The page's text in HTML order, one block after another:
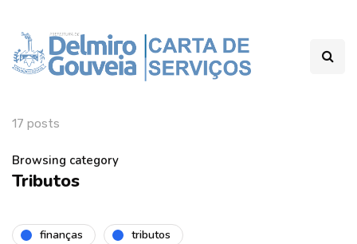
17 posts
Browsing category
Tributos
finanças tributos